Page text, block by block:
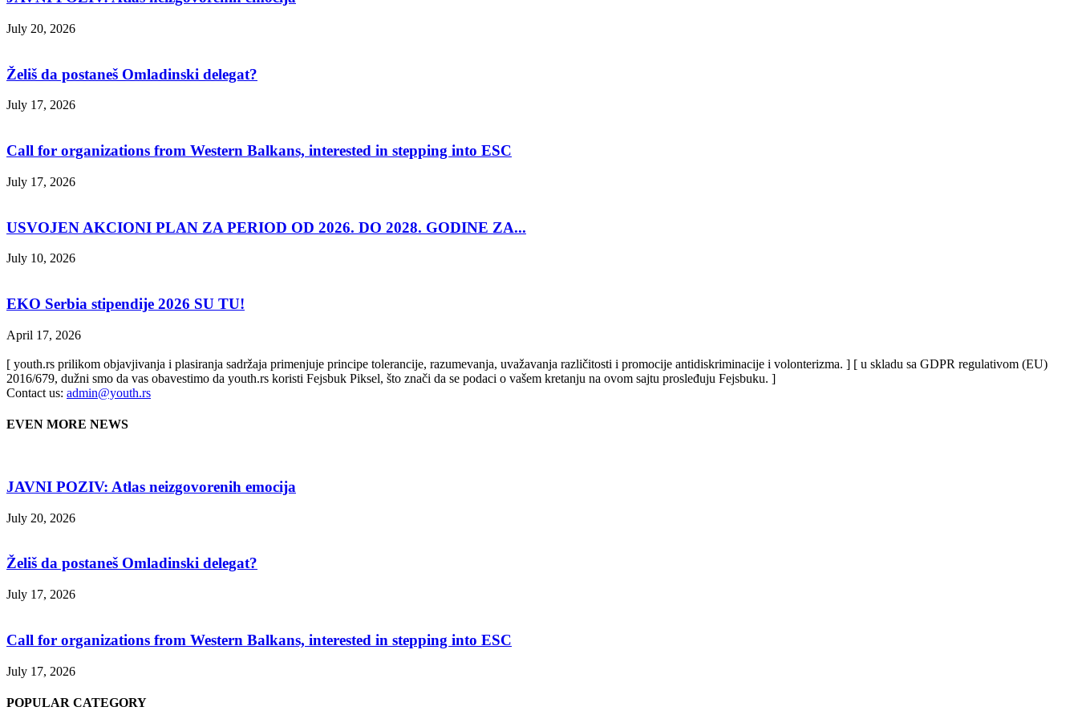
July 20, 2026
Želiš da postaneš Omladinski delegat?
July 17, 2026
Call for organizations from Western Balkans, interested in stepping into ESC
July 17, 2026
USVOJEN AKCIONI PLAN ZA PERIOD OD 2026. DO 2028. GODINE ZA...
July 10, 2026
EKO Serbia stipendije 2026 SU TU!
April 17, 2026
[ youth.rs prilikom objavjivanja i plasiranja sadržaja primenjuje principe tolerancije, razumevanja, uvažavanja različitosti i promocije antidiskriminacije i volonterizma. ] [ u skladu sa GDPR regulativom (EU)
2016/679, dužni smo da vas obavestimo da youth.rs koristi Fejsbuk Piksel, što znači da se podaci o vašem kretanju na ovom sajtu prosleđuju Fejsbuku. ]
Contact us: admin@youth.rs
EVEN MORE NEWS
JAVNI POZIV: Atlas neizgovorenih emocija
July 20, 2026
Želiš da postaneš Omladinski delegat?
July 17, 2026
Call for organizations from Western Balkans, interested in stepping into ESC
July 17, 2026
POPULAR CATEGORY